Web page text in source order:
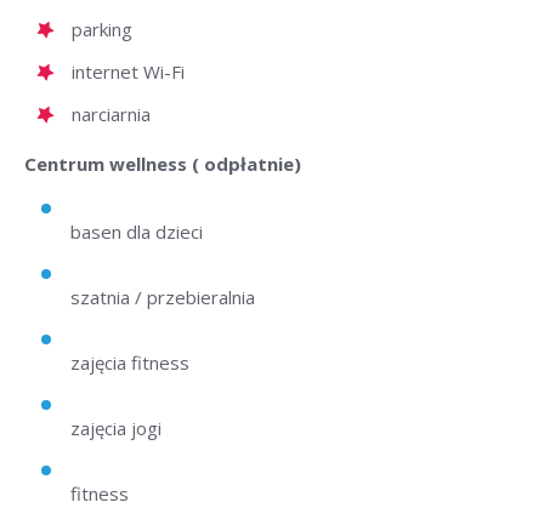
parking
internet Wi-Fi
narciarnia
Centrum wellness ( odpłatnie)
basen dla dzieci
szatnia / przebieralnia
zajęcia fitness
zajęcia jogi
fitness